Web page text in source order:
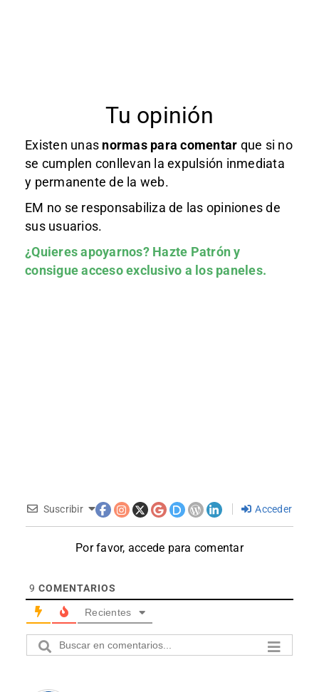
Tu opinión
Existen unas normas para comentar que si no
se cumplen conllevan la expulsión inmediata
y permanente de la web.
EM no se responsabiliza de las opiniones de
sus usuarios.
¿Quieres apoyarnos? Hazte Patróny
consigue acceso exclusivo a los paneles.
Suscribir Acceder
Por favor, accede para comentar
9 COMENTARIOS
Recientes